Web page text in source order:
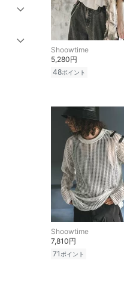
％OFF
Shoowtime
5,280円
48ポイント
Shoowtime
7,810円
71 ポイント